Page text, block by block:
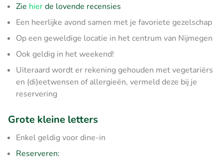
Zie hierde lovende recensies
Een heerlijke avond samen met je favoriete gezelschap
Op een geweldige locatie in het centrum van Nijmegen
Ook geldig in het weekend!
Uiteraard wordt er rekening gehouden met vegetariërs
en (di)eetwensen of allergieën, vermeld deze bij je
reservering
Grote kleine letters
Enkel geldig voor dine-in
Reserveren: